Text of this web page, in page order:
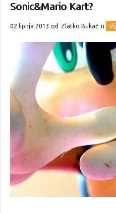
Sonic&Mario Kart?
02 lipnja 2013 od Zlatko Bukač u